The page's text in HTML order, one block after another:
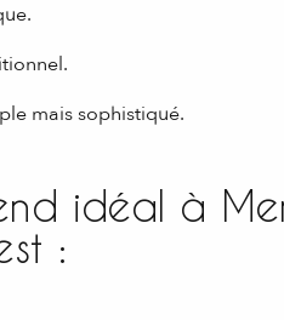
mais sophistiqué.
idéal à
: